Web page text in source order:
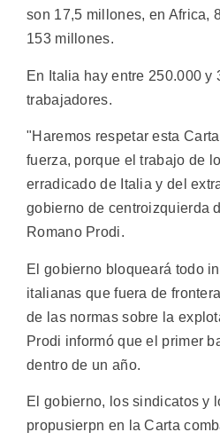
son 17,5 millones, en Africa,
153 millones.
En Italia hay entre 250.000 y
trabajadores.
"Haremos respetar esta
fuerza, porque el trabajo de
erradicado de Italia y del
gobierno de centroizquierda
Romano Prodi.
El gobierno bloqueará todo
italianas que fuera de
de las normas sobre la
Prodi informó que el primer
dentro de un año.
El gobierno, los sindicatos y
propusierpn en la Carta